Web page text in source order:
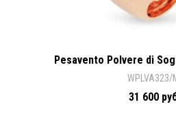
Pesavento Polvere di
WPLVA323/
31 600